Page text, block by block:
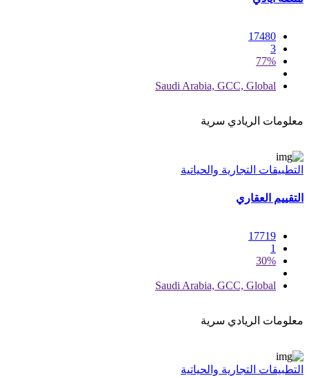
17480
3
77%
Saudi Arabia, GCC, Global
معلومات الريادي سرية
التطبيقات التجارية والحياتية
التقييم العقاري
17719
1
30%
Saudi Arabia, GCC, Global
معلومات الريادي سرية
التطبيقات التجارية والحياتية